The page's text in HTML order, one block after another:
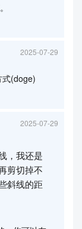
2025-07-29
式(doge)
2025-07-29
，我还是
剪切掉不
斜线的距